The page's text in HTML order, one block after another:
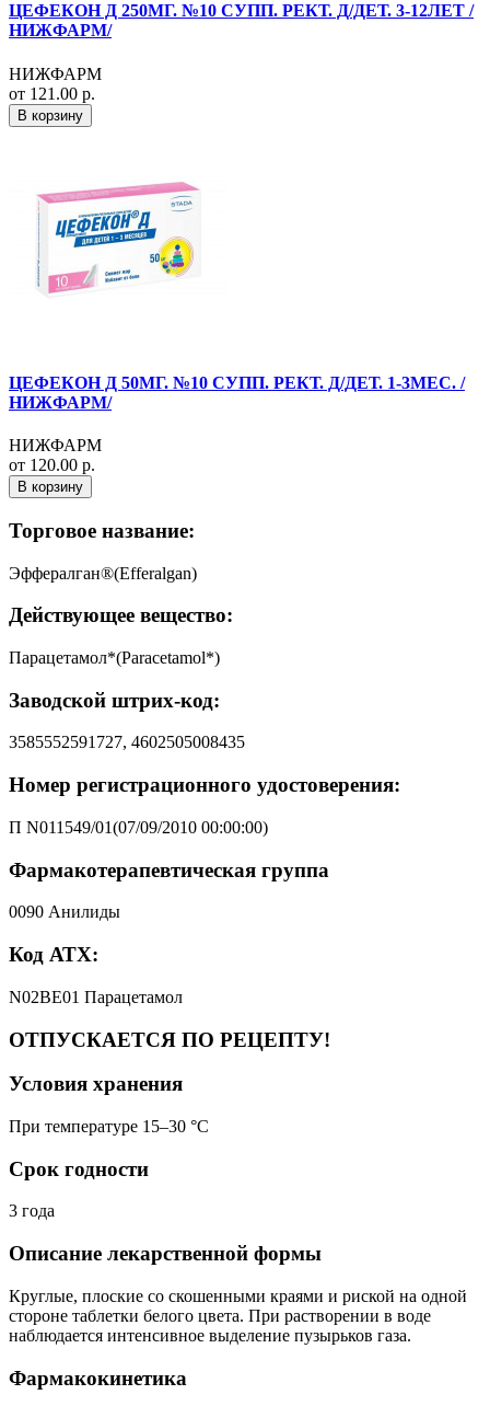
ЦЕФЕКОН Д 250МГ. №10 СУПП. РЕКТ. Д/ДЕТ. 3-12ЛЕТ /
НИЖФАРМ/
НИЖФАРМ
от 121.00 р.
В корзину
ЦЕФЕКОН Д 50МГ. №10 СУПП. РЕКТ. Д/ДЕТ. 1-3МЕС. /
НИЖФАРМ/
НИЖФАРМ
от 120.00 р.
В корзину
Торговое название:
Эффералган®(Efferalgan)
Действующее вещество:
Парацетамол*(Paracetamol*)
Заводской штрих-код:
3585552591727, 4602505008435
Номер регистрационного удостоверения:
П N011549/01(07/09/2010 00:00:00)
Фармакотерапевтическая группа
0090 Анилиды
Код АТХ:
N02BE01 Парацетамол
ОТПУСКАЕТСЯ ПО РЕЦЕПТУ!
Условия хранения
При температуре 15–30 °C
Срок годности
3 года
Описание лекарственной формы
Круглые, плоские со скошенными краями и риской на одной
стороне таблетки белого цвета. При растворении в воде
наблюдается интенсивное выделение пузырьков газа.
Фармакокинетика